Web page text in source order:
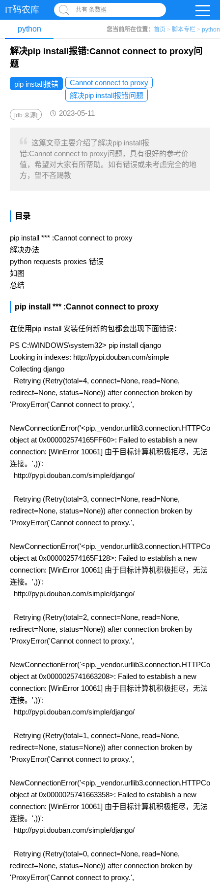
IT码农库 共有 条数据
您当前所在位置： 首页 > 脚本专栏 > python
python
解决pip install报错:Cannot connect to proxy问
题
pip install报错
Cannot connect to proxy
解决pip install报错问题
[db:来源] 2023-05-11
这篇文章主要介绍了解决pip install报
错:Cannot connect to proxy问题，具有很好的参考价
值，希望对大家有所帮助。如有错误或未考虑完全的地
方，望不吝赐教
目录
pip install *** :Cannot connect to proxy
解决办法
python requests proxies 错误
如图
总结
pip install *** :Cannot connect to proxy
在使用pip install 安装任何新的包都会出现下面错误：
PS C:\WINDOWS\system32> pip install django
Looking in indexes: http://pypi.douban.com/simple
Collecting django
Retrying (Retry(total=4, connect=None, read=None,
redirect=None, status=None)) after connection broken by
'ProxyError('Cannot connect to proxy.',
object at 0x000002574165FF60>: Failed to establish a new
connection: [WinError 10061] 由于目标计算机积极拒尽，无法
连接。',))':
http://pypi.douban.com/simple/django/
Retrying (Retry(total=3, connect=None, read=None,
redirect=None, status=None)) after connection broken by
'ProxyError('Cannot connect to proxy.',
object at 0x000002574165F128>: Failed to establish a new
connection: [WinError 10061] 由于目标计算机积极拒尽，无法
连接。',))':
http://pypi.douban.com/simple/django/
Retrying (Retry(total=2, connect=None, read=None,
redirect=None, status=None)) after connection broken by
'ProxyError('Cannot connect to proxy.',
object at 0x0000025741663208>: Failed to establish a new
connection: [WinError 10061] 由于目标计算机积极拒尽，无法
连接。',))':
http://pypi.douban.com/simple/django/
Retrying (Retry(total=1, connect=None, read=None,
redirect=None, status=None)) after connection broken by
'ProxyError('Cannot connect to proxy.',
object at 0x0000025741663358>: Failed to establish a new
connection: [WinError 10061] 由于目标计算机积极拒尽，无法
连接。',))':
http://pypi.douban.com/simple/django/
Retrying (Retry(total=0, connect=None, read=None,
redirect=None, status=None)) after connection broken by
'ProxyError('Cannot connect to proxy.',